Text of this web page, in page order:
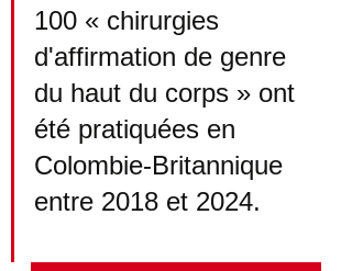
100 « chirurgies
d'affirmation de genre
du haut du corps » ont
été pratiquées en
Colombie-Britannique
entre 2018 et 2024.